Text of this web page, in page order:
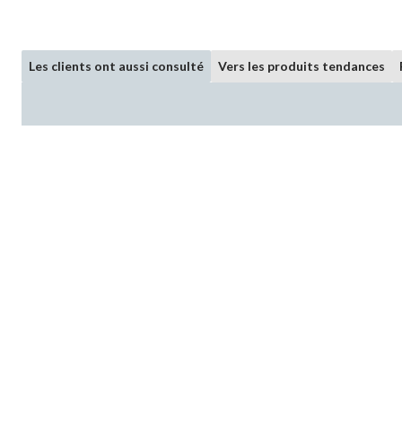
Les clients ont aussi consulté Vers les produits tendances